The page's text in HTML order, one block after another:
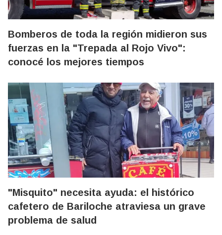
Bomberos de toda la región midieron sus
fuerzas en la "Trepada al Rojo Vivo":
conocé los mejores tiempos
"Misquito" necesita ayuda: el histórico
cafetero de Bariloche atraviesa un grave
problema de salud